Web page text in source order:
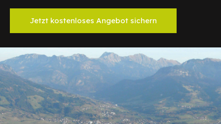
Jetzt kostenloses Angebot sichern